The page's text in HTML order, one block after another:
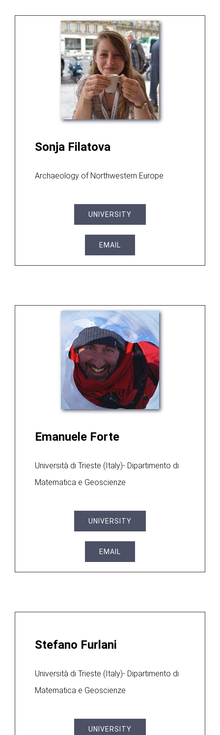
Sonja Filatova
Archaeology of Northwestern Europe
UNIVERSITY
EMAIL
Emanuele Forte
Università di Trieste (Italy)- Dipartimento di
Matematica e Geoscienze
UNIVERSITY
EMAIL
Stefano Furlani
Università di Trieste (Italy)- Dipartimento di
Matematica e Geoscienze
UNIVERSITY